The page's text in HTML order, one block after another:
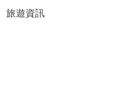
旅遊資訊